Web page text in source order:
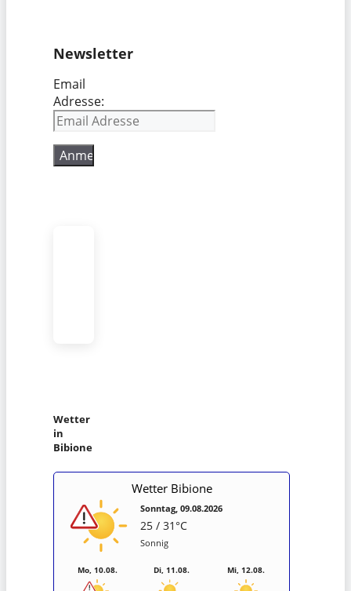
Newsletter
Email
Adresse:
Wetter
in
Bibione
Wetter Bibione
Sonntag, 09.08.2026
25 / 31°C
Sonnig
Mo, 10.08. Di, 11.08. Mi, 12.08.